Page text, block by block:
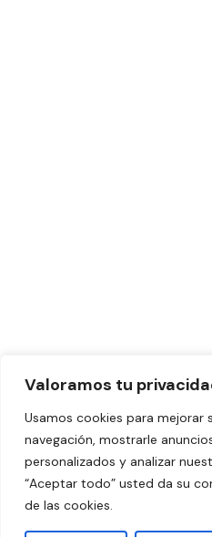
Valoramos tu
Usamos cookies para mejorar
navegación, mostrarle
personalizados y analizar
“Aceptar todo” usted da su
de las cookies.